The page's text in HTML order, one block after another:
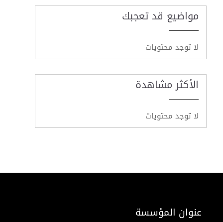
مواضيع قد تعجبك
لا توجد محتويات
الأكثر مشاهدة
لا توجد محتويات
عنوان المؤسسة